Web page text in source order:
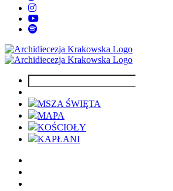
MSZA ŚWIĘTA
MAPA
KOŚCIOŁY
KAPŁANI